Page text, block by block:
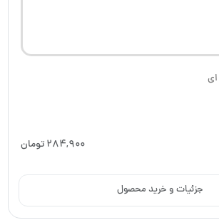
284,900تومان
جزئیات و خرید محصول